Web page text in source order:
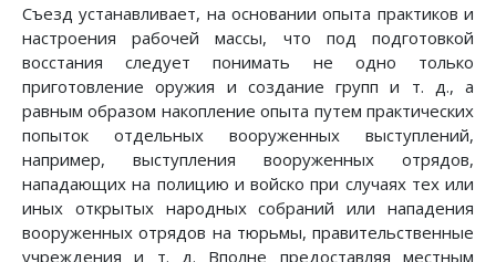
Съезд устанавливает, на основании опыта практиков и
настроения рабочей массы, что под подготовкой
восстания следует понимать не одно только
приготовление оружия и создание групп и т. д., а
равным образом накопление опыта путем практических
попыток отдельных вооруженных выступлений,
например, выступления вооруженных отрядов,
нападающих на полицию и войско при случаях тех или
иных открытых народных собраний или нападения
вооруженных отрядов на тюрьмы, правительственные
учреждения и т. д. Вполне предоставляя местным